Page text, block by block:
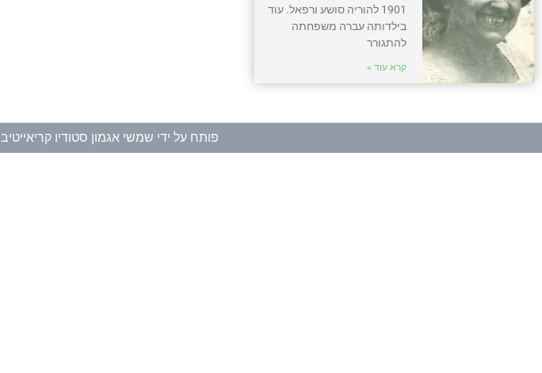
1901 להוריה סושע ורפאל. עוד
בילדותה עברה משפחתה
להתגורר
קרא עוד »
פותח על ידי שמשי אגמון סטודיו קריאייטיב